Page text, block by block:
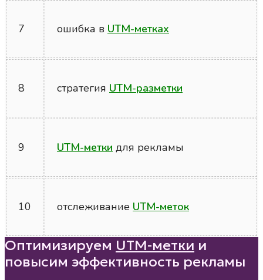
7 ошибка в UTM-метках
8 стратегия UTM-разметки
9 UTM-метки для рекламы
10 отслеживание UTM-меток
Оптимизируем UTM-метки и
повысим эффективность рекламы